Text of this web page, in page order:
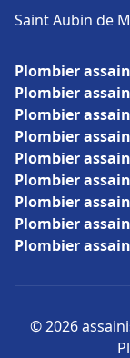
Saint Aubin de
Plombier
Plombier
Plombier
Plombier
Plombier
Plombier
Plombier
Plombier
Plombier
© 2026